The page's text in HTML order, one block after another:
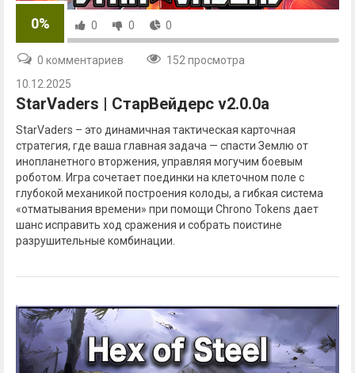
0% 0 0 0
0 комментариев
152 просмотра
10.12.2025
StarVaders | СтарВейдерс v2.0.0a
StarVaders – это динамичная тактическая карточная
стратегия, где ваша главная задача — спасти Землю от
инопланетного вторжения, управляя могучим боевым
роботом. Игра сочетает поединки на клеточном поле с
глубокой механикой построения колоды, а гибкая система
«отматывания времени» при помощи Chrono Tokens дает
шанс исправить ход сражения и собрать поистине
разрушительные комбинации.